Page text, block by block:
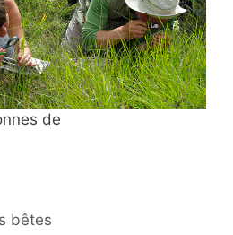
de
bêtes